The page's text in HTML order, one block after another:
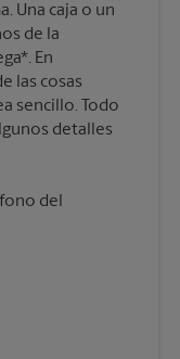
Una caja o un
de la
En
las cosas
sencillo. Todo
detalles
del